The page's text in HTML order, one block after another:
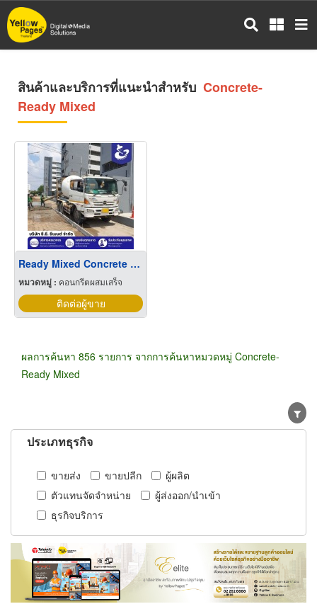
ข้าม
ไป
สินค้าและบริการที่แนะนำสำหรับ Concrete-
Ready Mixed
Ready Mixed Concrete กรุงเทพ
หมวดหมู่ : คอนกรีตผสมเสร็จ
ติดต่อผู้ขาย
ผลการค้นหา 856 รายการ จากการค้นหาหมวดหมู่ Concrete-
Ready Mixed
ประเภทธุรกิจ
ขายส่ง ขายปลีก
ผู้ผลิต
ตัวแทนจัดจำหน่าย
ผู้ส่งออก/นำเข้า
ธุรกิจบริการ